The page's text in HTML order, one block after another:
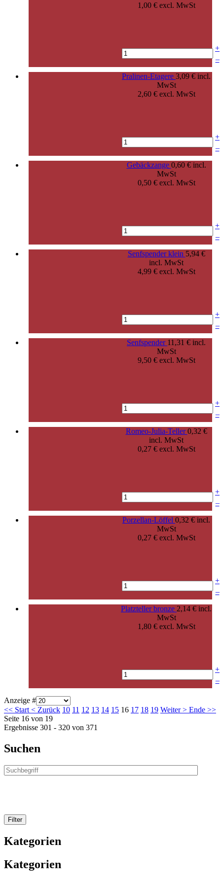
1,00 € excl. MwSt
+
–
Pralinen-Etagere 3,09 € incl.
MwSt
2,60 € excl. MwSt
+
–
Gebäckzange 0,60 € incl.
MwSt
0,50 € excl. MwSt
+
–
Senfspender klein 5,94 €
incl. MwSt
4,99 € excl. MwSt
+
–
Senfspender 11,31 € incl.
MwSt
9,50 € excl. MwSt
+
–
Romeo-Julia-Teller0,32 €
incl. MwSt
0,27 € excl. MwSt
+
–
Porzellan-Löffel 0,32 € incl.
MwSt
0,27 € excl. MwSt
+
–
Platzteller bronze 2,14 € incl.
MwSt
1,80 € excl. MwSt
+
–
Anzeige #
<< Start < Zurück 10 11 12 13 14 15 16 17 18 19 Weiter> Ende >>
Seite 16 von 19
Ergebnisse 301 - 320 von 371
Suchen
Kategorien
Kategorien